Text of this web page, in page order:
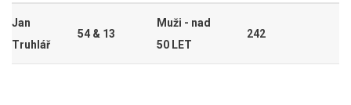
Jan
Truhlář
54 & 13
Muži - nad
50 LET
242